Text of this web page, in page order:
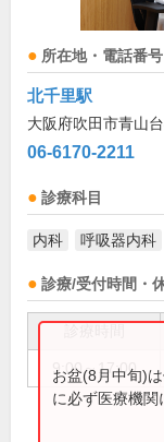
所在地・電話番号
北千里駅
大阪府吹田市青山
06-6170-2211
診療科目
内科 呼吸器内科
診療/受付時間・
9:00～17:00
お盆(8月中旬)
に必ず医療機関